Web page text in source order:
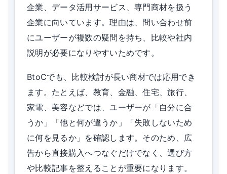
企業、データ活用サービス、専門商材を扱う
企業に向いています。理由は、問い合わせ前
にユーザーが複数の疑問を持ち、比較や社内
説明が必要になりやすいためです。
BtoCでも、比較検討が長い商材では応用でき
ます。たとえば、教育、金融、住宅、旅行、
家電、美容などでは、ユーザーが「自分に合
うか」「他と何が違うか」「失敗しないため
に何を見るか」を確認します。そのため、広
告から直接購入へつなぐだけでなく、選び方
や比較記事を整えることが重要になります。